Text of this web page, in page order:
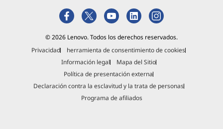
© 2026 Lenovo. Todos los derechos reservados.
Privacidad
herramienta de consentimiento de cookies
Información legal
Mapa del Sitio
Política de presentación externa
Declaración contra la esclavitud y la trata de personas
Programa de afiliados